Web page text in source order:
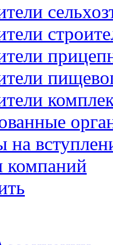
на
компаний